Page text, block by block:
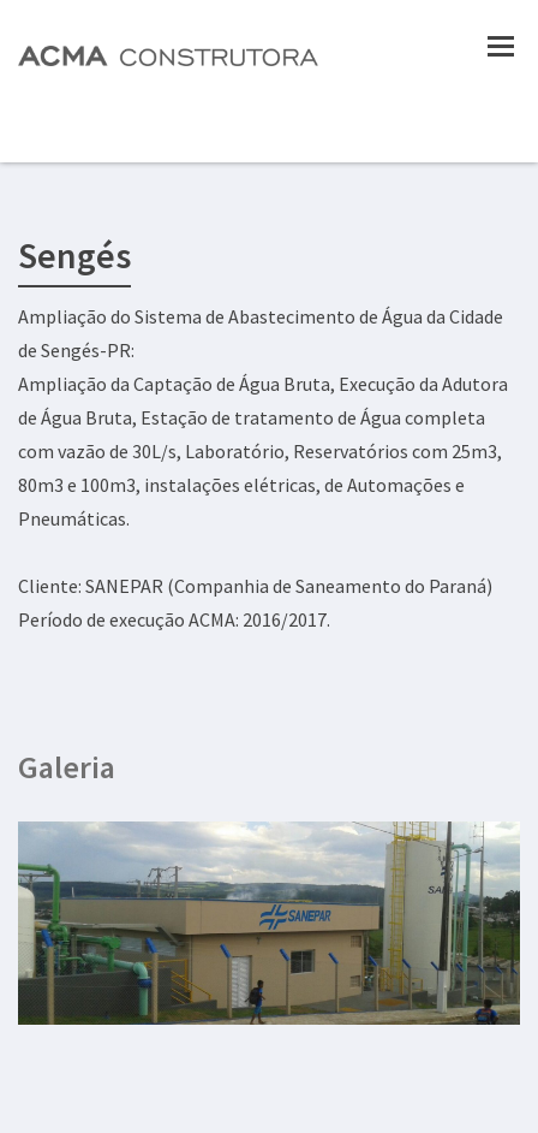
Sengés
Ampliação do Sistema de Abastecimento de Água da Cidade
de Sengés-PR:
Ampliação da Captação de Água Bruta, Execução da Adutora
de Água Bruta, Estação de tratamento de Água completa
com vazão de 30L/s, Laboratório, Reservatórios com 25m3,
80m3 e 100m3, instalações elétricas, de Automações e
Pneumáticas.
Cliente: SANEPAR (Companhia de Saneamento do Paraná)
Período de execução ACMA: 2016/2017.
Galeria